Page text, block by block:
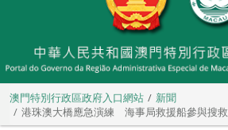
澳門特別行政區政府入口網站
新聞
港珠澳大橋應急演練 海事局救援船參與搜救